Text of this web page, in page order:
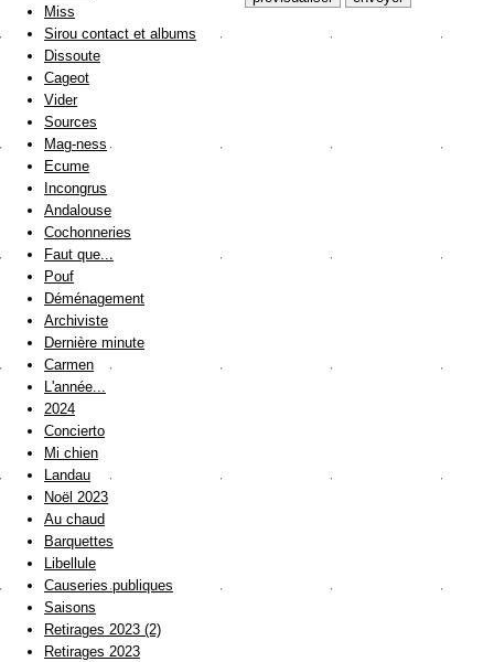
Miss
Sirou contact et albums
Dissoute
Cageot
Vider
Sources
Mag-ness
Ecume
Incongrus
Andalouse
Cochonneries
Faut que...
Pouf
Déménagement
Archiviste
Dernière minute
Carmen
L'année...
2024
Concierto
Mi chien
Landau
Noël 2023
Au chaud
Barquettes
Libellule
Causeries publiques
Saisons
Retirages 2023 (2)
Retirages 2023